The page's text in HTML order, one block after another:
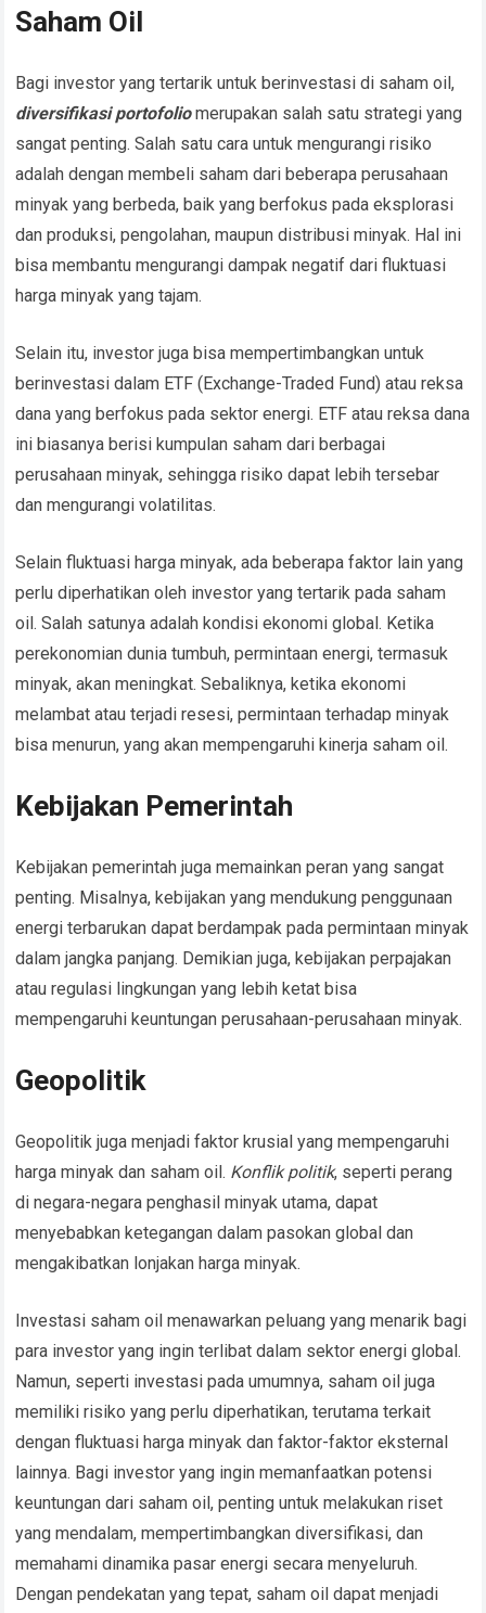
Saham Oil
Bagi investor yang tertarik untuk berinvestasi di saham oil,
diversifikasi portofoliomerupakan salah satu strategi yang
sangat penting. Salah satu cara untuk mengurangi risiko
adalah dengan membeli saham dari beberapa perusahaan
minyak yang berbeda, baik yang berfokus pada eksplorasi
dan produksi, pengolahan, maupun distribusi minyak. Hal ini
bisa membantu mengurangi dampak negatif dari fluktuasi
harga minyak yang tajam.
Selain itu, investor juga bisa mempertimbangkan untuk
berinvestasi dalam ETF (Exchange-Traded Fund) atau reksa
dana yang berfokus pada sektor energi. ETF atau reksa dana
ini biasanya berisi kumpulan saham dari berbagai
perusahaan minyak, sehingga risiko dapat lebih tersebar
dan mengurangi volatilitas.
Selain fluktuasi harga minyak, ada beberapa faktor lain yang
perlu diperhatikan oleh investor yang tertarik pada saham
oil. Salah satunya adalah kondisi ekonomi global. Ketika
perekonomian dunia tumbuh, permintaan energi, termasuk
minyak, akan meningkat. Sebaliknya, ketika ekonomi
melambat atau terjadi resesi, permintaan terhadap minyak
bisa menurun, yang akan mempengaruhi kinerja saham oil.
Kebijakan Pemerintah
Kebijakan pemerintah juga memainkan peran yang sangat
penting. Misalnya, kebijakan yang mendukung penggunaan
energi terbarukan dapat berdampak pada permintaan minyak
dalam jangka panjang. Demikian juga, kebijakan perpajakan
atau regulasi lingkungan yang lebih ketat bisa
mempengaruhi keuntungan perusahaan-perusahaan minyak.
Geopolitik
Geopolitik juga menjadi faktor krusial yang mempengaruhi
harga minyak dan saham oil. Konflik politik, seperti perang
di negara-negara penghasil minyak utama, dapat
menyebabkan ketegangan dalam pasokan global dan
mengakibatkan lonjakan harga minyak.
Investasi saham oil menawarkan peluang yang menarik bagi
para investor yang ingin terlibat dalam sektor energi global.
Namun, seperti investasi pada umumnya, saham oil juga
memiliki risiko yang perlu diperhatikan, terutama terkait
dengan fluktuasi harga minyak dan faktor-faktor eksternal
lainnya. Bagi investor yang ingin memanfaatkan potensi
keuntungan dari saham oil, penting untuk melakukan riset
yang mendalam, mempertimbangkan diversifikasi, dan
memahami dinamika pasar energi secara menyeluruh.
Dengan pendekatan yang tepat, saham oil dapat menjadi